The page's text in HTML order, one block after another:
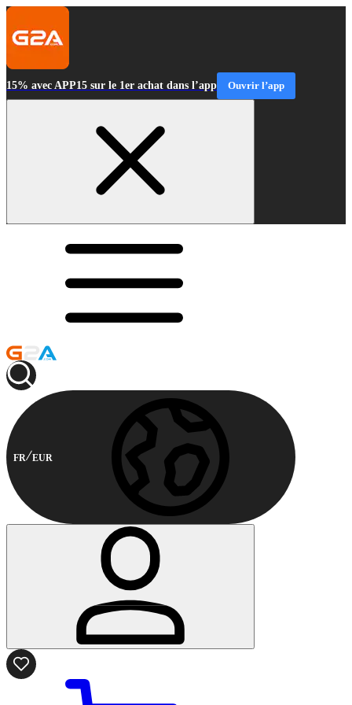
15% avec APP15 sur le 1er achat dans l’app Ouvrir l’app
FR EUR